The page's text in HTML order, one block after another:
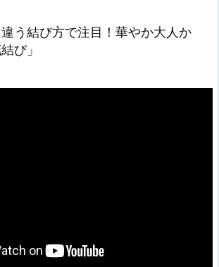
う結び方で注目！華やか大人か
び」